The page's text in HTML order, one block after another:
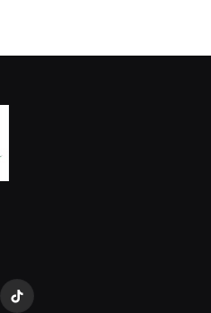
TikTok